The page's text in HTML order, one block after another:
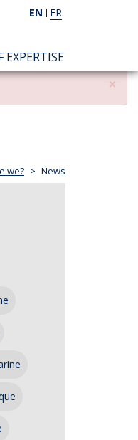
EN FR
EXPERTISE
×
we? News